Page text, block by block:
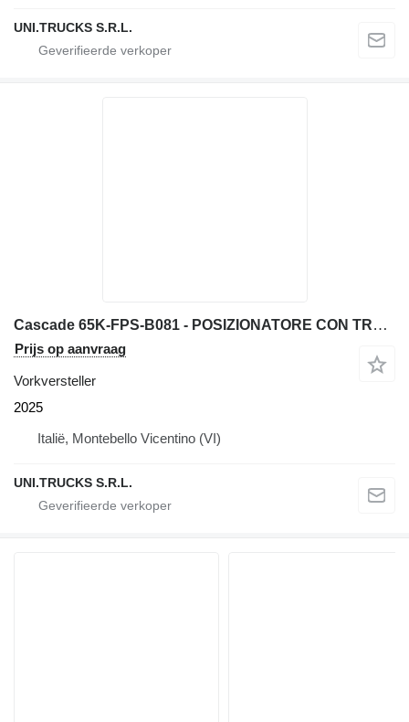
UNI.TRUCKS S.R.L.
Cascade 65K-FPS-B081 - POSIZIONATORE CON TRASLATORE
Prijs op aanvraag
Vorkversteller
2025
Italië, Montebello Vicentino (VI)
UNI.TRUCKS S.R.L.